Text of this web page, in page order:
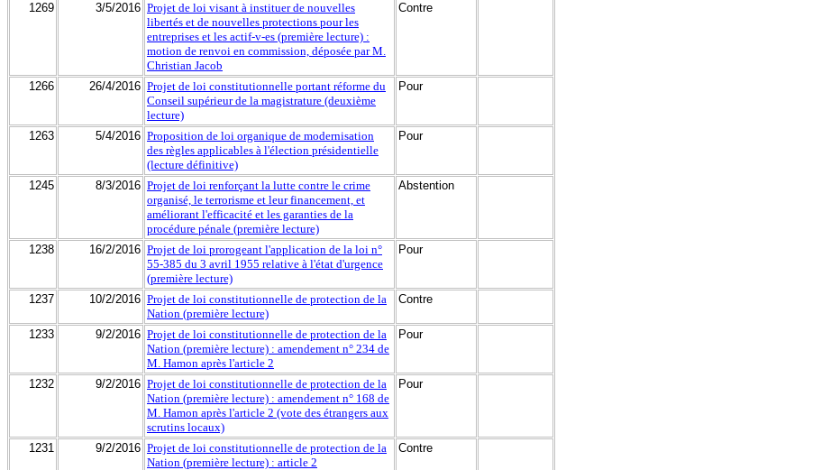
1269
3/5/2016 Projet de loi visant à instituer de nouvelles
libertés et de nouvelles protections pour les
entreprises et les actif-v-es (première lecture) :
motion de renvoi en commission, déposée par M.
Christian Jacob
Contre
1266 26/4/2016 Projet de loi constitutionnelle portant réforme du
Conseil supérieur de la magistrature (deuxième
lecture)
Pour
1263 5/4/2016 Proposition de loi organique de modernisation
des règles applicables à l'élection présidentielle
(lecture définitive)
Pour
1245 8/3/2016 Projet de loi renforçant la lutte contre le crime
organisé, le terrorisme et leur financement, et
améliorant l'efficacité et les garanties de la
procédure pénale (première lecture)
Abstention
1238 16/2/2016 Projet de loi prorogeant l'application de la loi n°
55-385 du 3 avril 1955 relative à l'état d'urgence
(première lecture)
Pour
1237 10/2/2016 Projet de loi constitutionnelle de protection de la
Nation (première lecture)
Contre
1233 9/2/2016 Projet de loi constitutionnelle de protection de la
Nation (première lecture) : amendement n° 234 de
M. Hamon après l'article 2
Pour
1232 9/2/2016 Projet de loi constitutionnelle de protection de la
Nation (première lecture) : amendement n° 168 de
M. Hamon après l'article 2 (vote des étrangers aux
scrutins locaux)
Pour
1231 9/2/2016 Projet de loi constitutionnelle de protection de la
Nation (première lecture) : article 2
Contre